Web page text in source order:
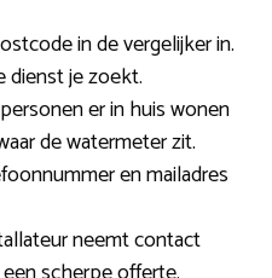
in de vergelijker in.
dienst je zoekt.
er in huis wonen
de watermeter zit.
en mailadres
neemt contact